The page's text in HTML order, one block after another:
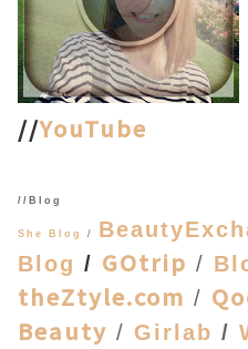
//YouTube
//Blog
She Blog /
Blog / GOtrip /
theZtyle.com /
Beauty / Girlab /